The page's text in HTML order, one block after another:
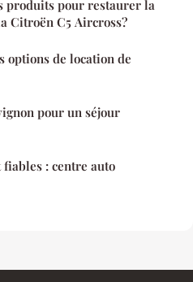
produits pour restaurer la
Citroën C5 Aircross?
options de location de
pour un séjour
: centre auto